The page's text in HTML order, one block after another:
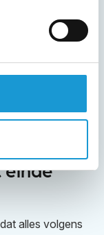
bepalen
einde
alles volgens